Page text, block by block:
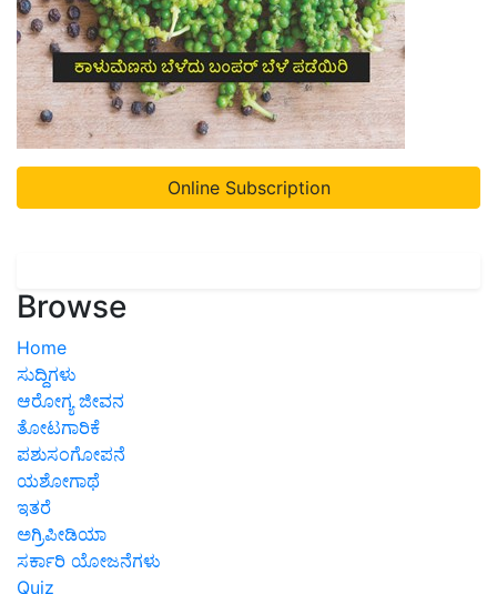
Online Subscription
Browse
Home
ಸುದ್ದಿಗಳು
ಆರೋಗ್ಯ ಜೀವನ
ತೋಟಗಾರಿಕೆ
ಪಶುಸಂಗೋಪನೆ
ಯಶೋಗಾಥೆ
ಇತರೆ
ಅಗ್ರಿಪೀಡಿಯಾ
ಸರ್ಕಾರಿ ಯೋಜನೆಗಳು
Quiz